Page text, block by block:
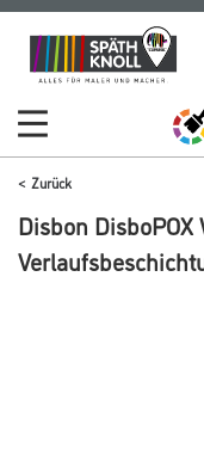
Zum
Inhalt
Zum
Navigationsmenü
Zurück
Disbon DisboPOX